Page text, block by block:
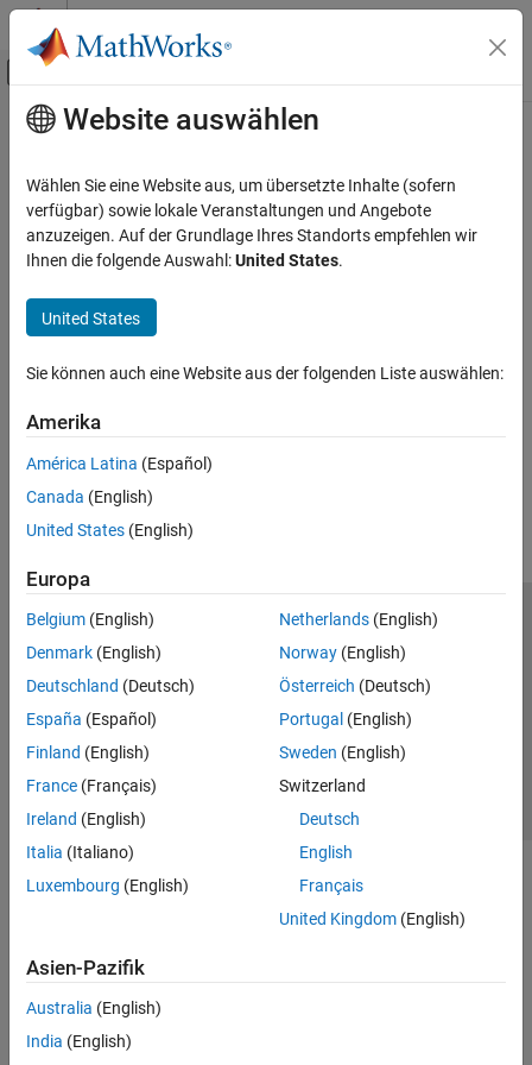
Weiter zum Inhalt
Umschaltung für Off-Canvas-
Startseite der Dokumentation
Hauptinhalt
How useful was this information?
Website auswählen
Wählen Sie eine Website aus, um übersetzte Inhalte (sofern
verfügbar) sowie lokale Veranstaltungen und Angebote
anzuzeigen. Auf der Grundlage Ihres Standorts empfehlen wir
Ihnen die folgende Auswahl:United States.
United States
Sie können auch eine Website aus der folgenden Liste auswählen:
Amerika
América Latina (Español)
Canada (English)
United States (English)
Europa
Belgium (English)
Denmark (English)
Deutschland (Deutsch)
España (Español)
Finland (English)
France (Français)
Ireland (English)
Italia (Italiano)
Luxembourg (English)
Netherlands(English)
Norway(English)
Österreich (Deutsch)
Portugal (English)
Sweden (English)
Switzerland
Deutsch
English
Français
United Kingdom(English)
Asien-Pazifik
Australia (English)
India (English)
Trust Center
Datenschutz-Richtlinien
Datendiebstahl verhindern
Status von Anwendungen
© 1994-2026 The MathWorks, Inc.
Website auswählen
Deutschland